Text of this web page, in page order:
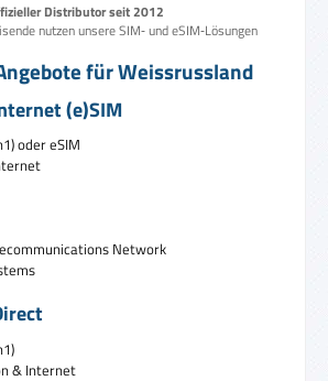
Distributor seit 2012
nutzen unsere SIM‑ und eSIM‑Lösungen
für Weissrussland
(e)SIM
oder eSIM
Network
& Internet